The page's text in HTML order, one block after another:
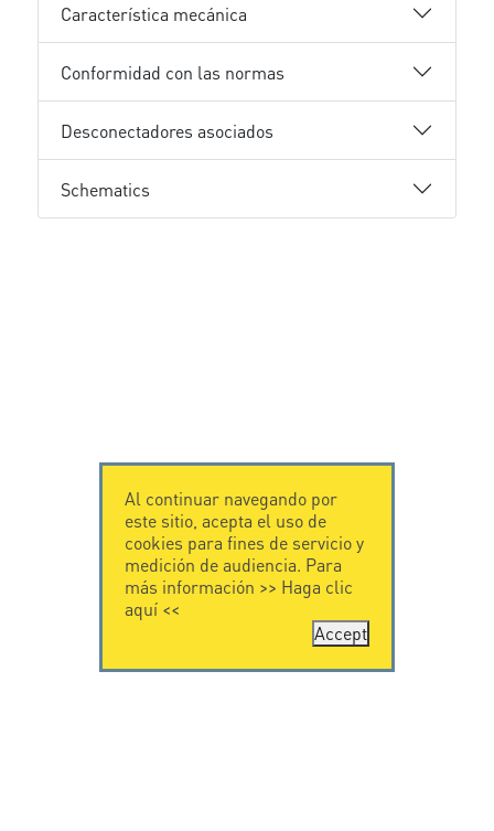
Característica mecánica
Conformidad con las normas
Desconectadores asociados
Schematics
Al continuar navegando por
este sitio, acepta el uso de
cookies para fines de servicio y
medición de audiencia. Para
más información >> Haga clic
aquí<<
Accept